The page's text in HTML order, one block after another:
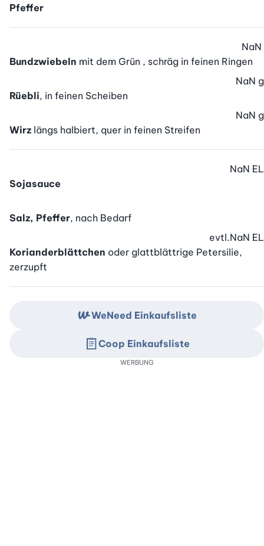
Pfeffer
Bundzwiebeln mit dem Grün , schräg in feinen Ringen
NaN
Rüebli, in feinen Scheiben
NaN g
Wirz längs halbiert, quer in feinen Streifen
NaN g
Sojasauce
NaN EL
Salz, Pfeffer, nach Bedarf
Korianderblättchen oder glattblättrige Petersilie,
zerzupft
evtl.NaN EL
WeNeed Einkaufsliste
Coop Einkaufsliste
WERBUNG